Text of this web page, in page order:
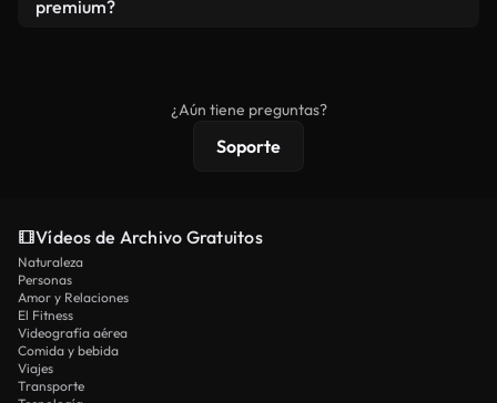
premium?
protecciones de licencia extendidas.
¿Aún tiene preguntas?
Soporte
Vídeos de Archivo Gratuitos
Naturaleza
Personas
Amor y Relaciones
El Fitness
Videografía aérea
Comida y bebida
Viajes
Transporte